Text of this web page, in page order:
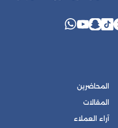
المحاضرين
المقالات
آراء العملاء